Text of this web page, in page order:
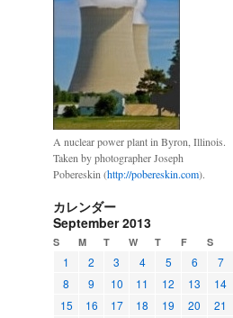
A nuclear power plant in Byron, Illinois.
Taken by photographer Joseph
Pobereskin (http://pobereskin.com).
カレンダー
September 2013
S M T W T F S
1 2 3 4 5 6
7
8
9 10 11 12 13
14
15
16 17 18 19 20
21